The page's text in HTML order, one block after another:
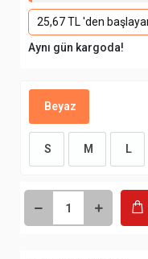
25,67 TL 'den
Aynı gün kargoda!
Beyaz
S M L